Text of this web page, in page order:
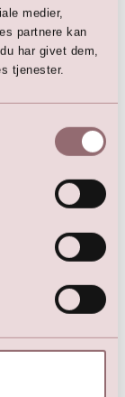
medier,
partnere kan
har givet dem,
tjenester.